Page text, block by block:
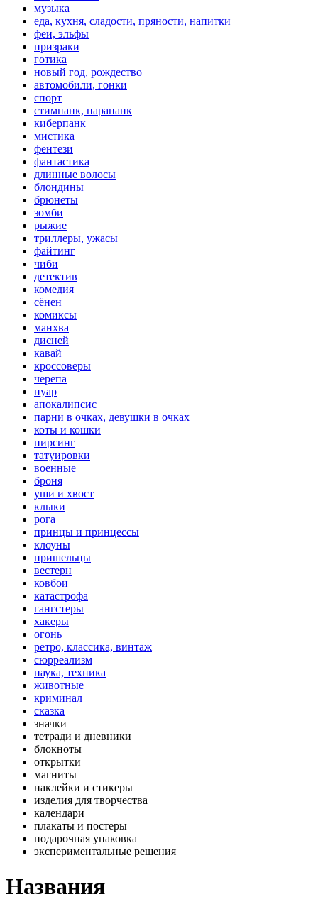
музыка
еда, кухня, сладости, пряности, напитки
феи, эльфы
призраки
готика
новый год, рождество
автомобили, гонки
спорт
стимпанк, парапанк
киберпанк
мистика
фентези
фантастика
длинные волосы
блондины
брюнеты
зомби
рыжие
триллеры, ужасы
файтинг
чиби
детектив
комедия
сёнен
комиксы
манхва
дисней
кавай
кроссоверы
черепа
нуар
апокалипсис
парни в очках, девушки в очках
коты и кошки
пирсинг
татуировки
военные
броня
уши и хвост
клыки
рога
принцы и принцессы
клоуны
пришельцы
вестерн
ковбои
катастрофа
гангстеры
хакеры
огонь
ретро, классика, винтаж
сюрреализм
наука, техника
животные
криминал
сказка
значки
тетради и дневники
блокноты
открытки
магниты
наклейки и стикеры
изделия для творчества
календари
плакаты и постеры
подарочная упаковка
экспериментальные решения
Названия